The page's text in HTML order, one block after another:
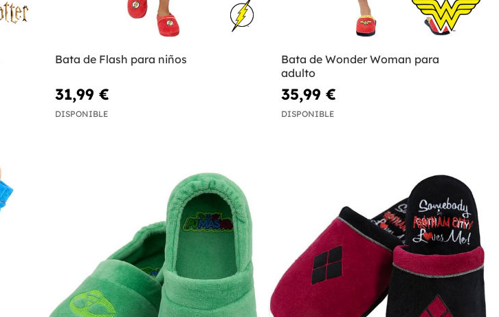
Bata de Flash para niños
31,99 €
DISPONIBLE
Bata de Wonder Woman para
adulto
35,99 €
DISPONIBLE